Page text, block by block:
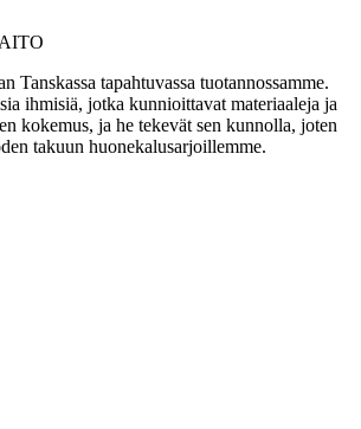
Tanskassa tapahtuvassa tuotannossamme.
ihmisiä, jotka kunnioittavat materiaaleja ja
kokemus, ja he tekevät sen kunnolla, joten
takuun huonekalusarjoillemme.